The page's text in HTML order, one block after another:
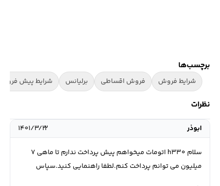
برچسب‌ها
شرایط فروش فروش اقساطی برلیانس شرایط پیش
نظرات
ابوذر ۱۴۰۱/۳/۲۲
سلام h330 اتومات میخواهم پیش پرداخت ندارم تا ماهی ۷
میلیون می توانم پرداخت کنم.لطفا راهنمایی کنید.سپاس